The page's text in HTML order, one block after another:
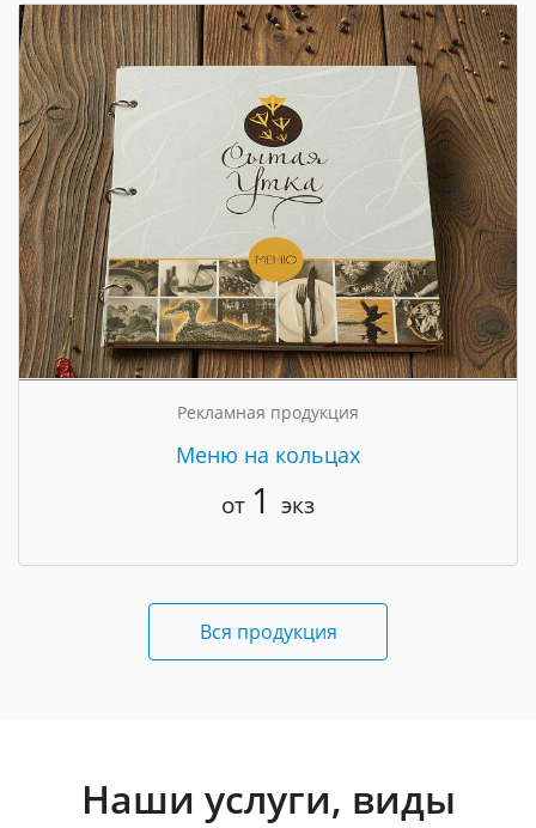
Рекламная продукция
Меню на кольцах
от 1 экз
Вся продукция
Наши услуги, виды